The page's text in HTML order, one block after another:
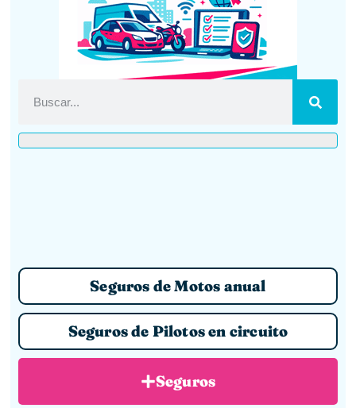
Seguros de Motos anual
Seguros de Pilotos en circuito
Seguros